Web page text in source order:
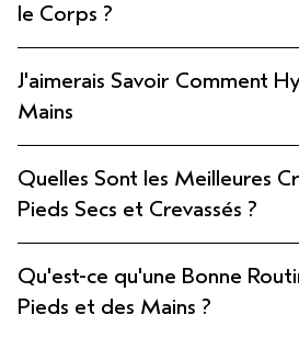
le Corps ?
J'aimerais Savoir Comment
Mains
Quelles Sont les Meilleures
Pieds Secs et Crevassés ?
Qu'est-ce qu'une Bonne
Pieds et des Mains ?